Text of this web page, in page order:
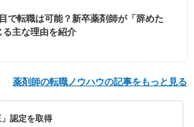
で転職は可能？新卒薬剤師が「辞めた
る主な理由を紹介
薬剤師の転職ノウハウの記事をもっと見る
」認定を取得